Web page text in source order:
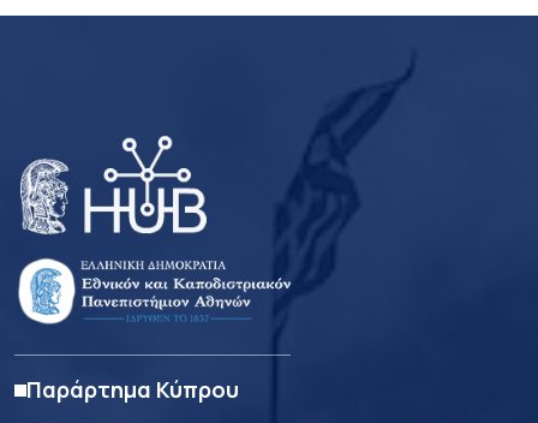
Παράρτημα Κύπρου